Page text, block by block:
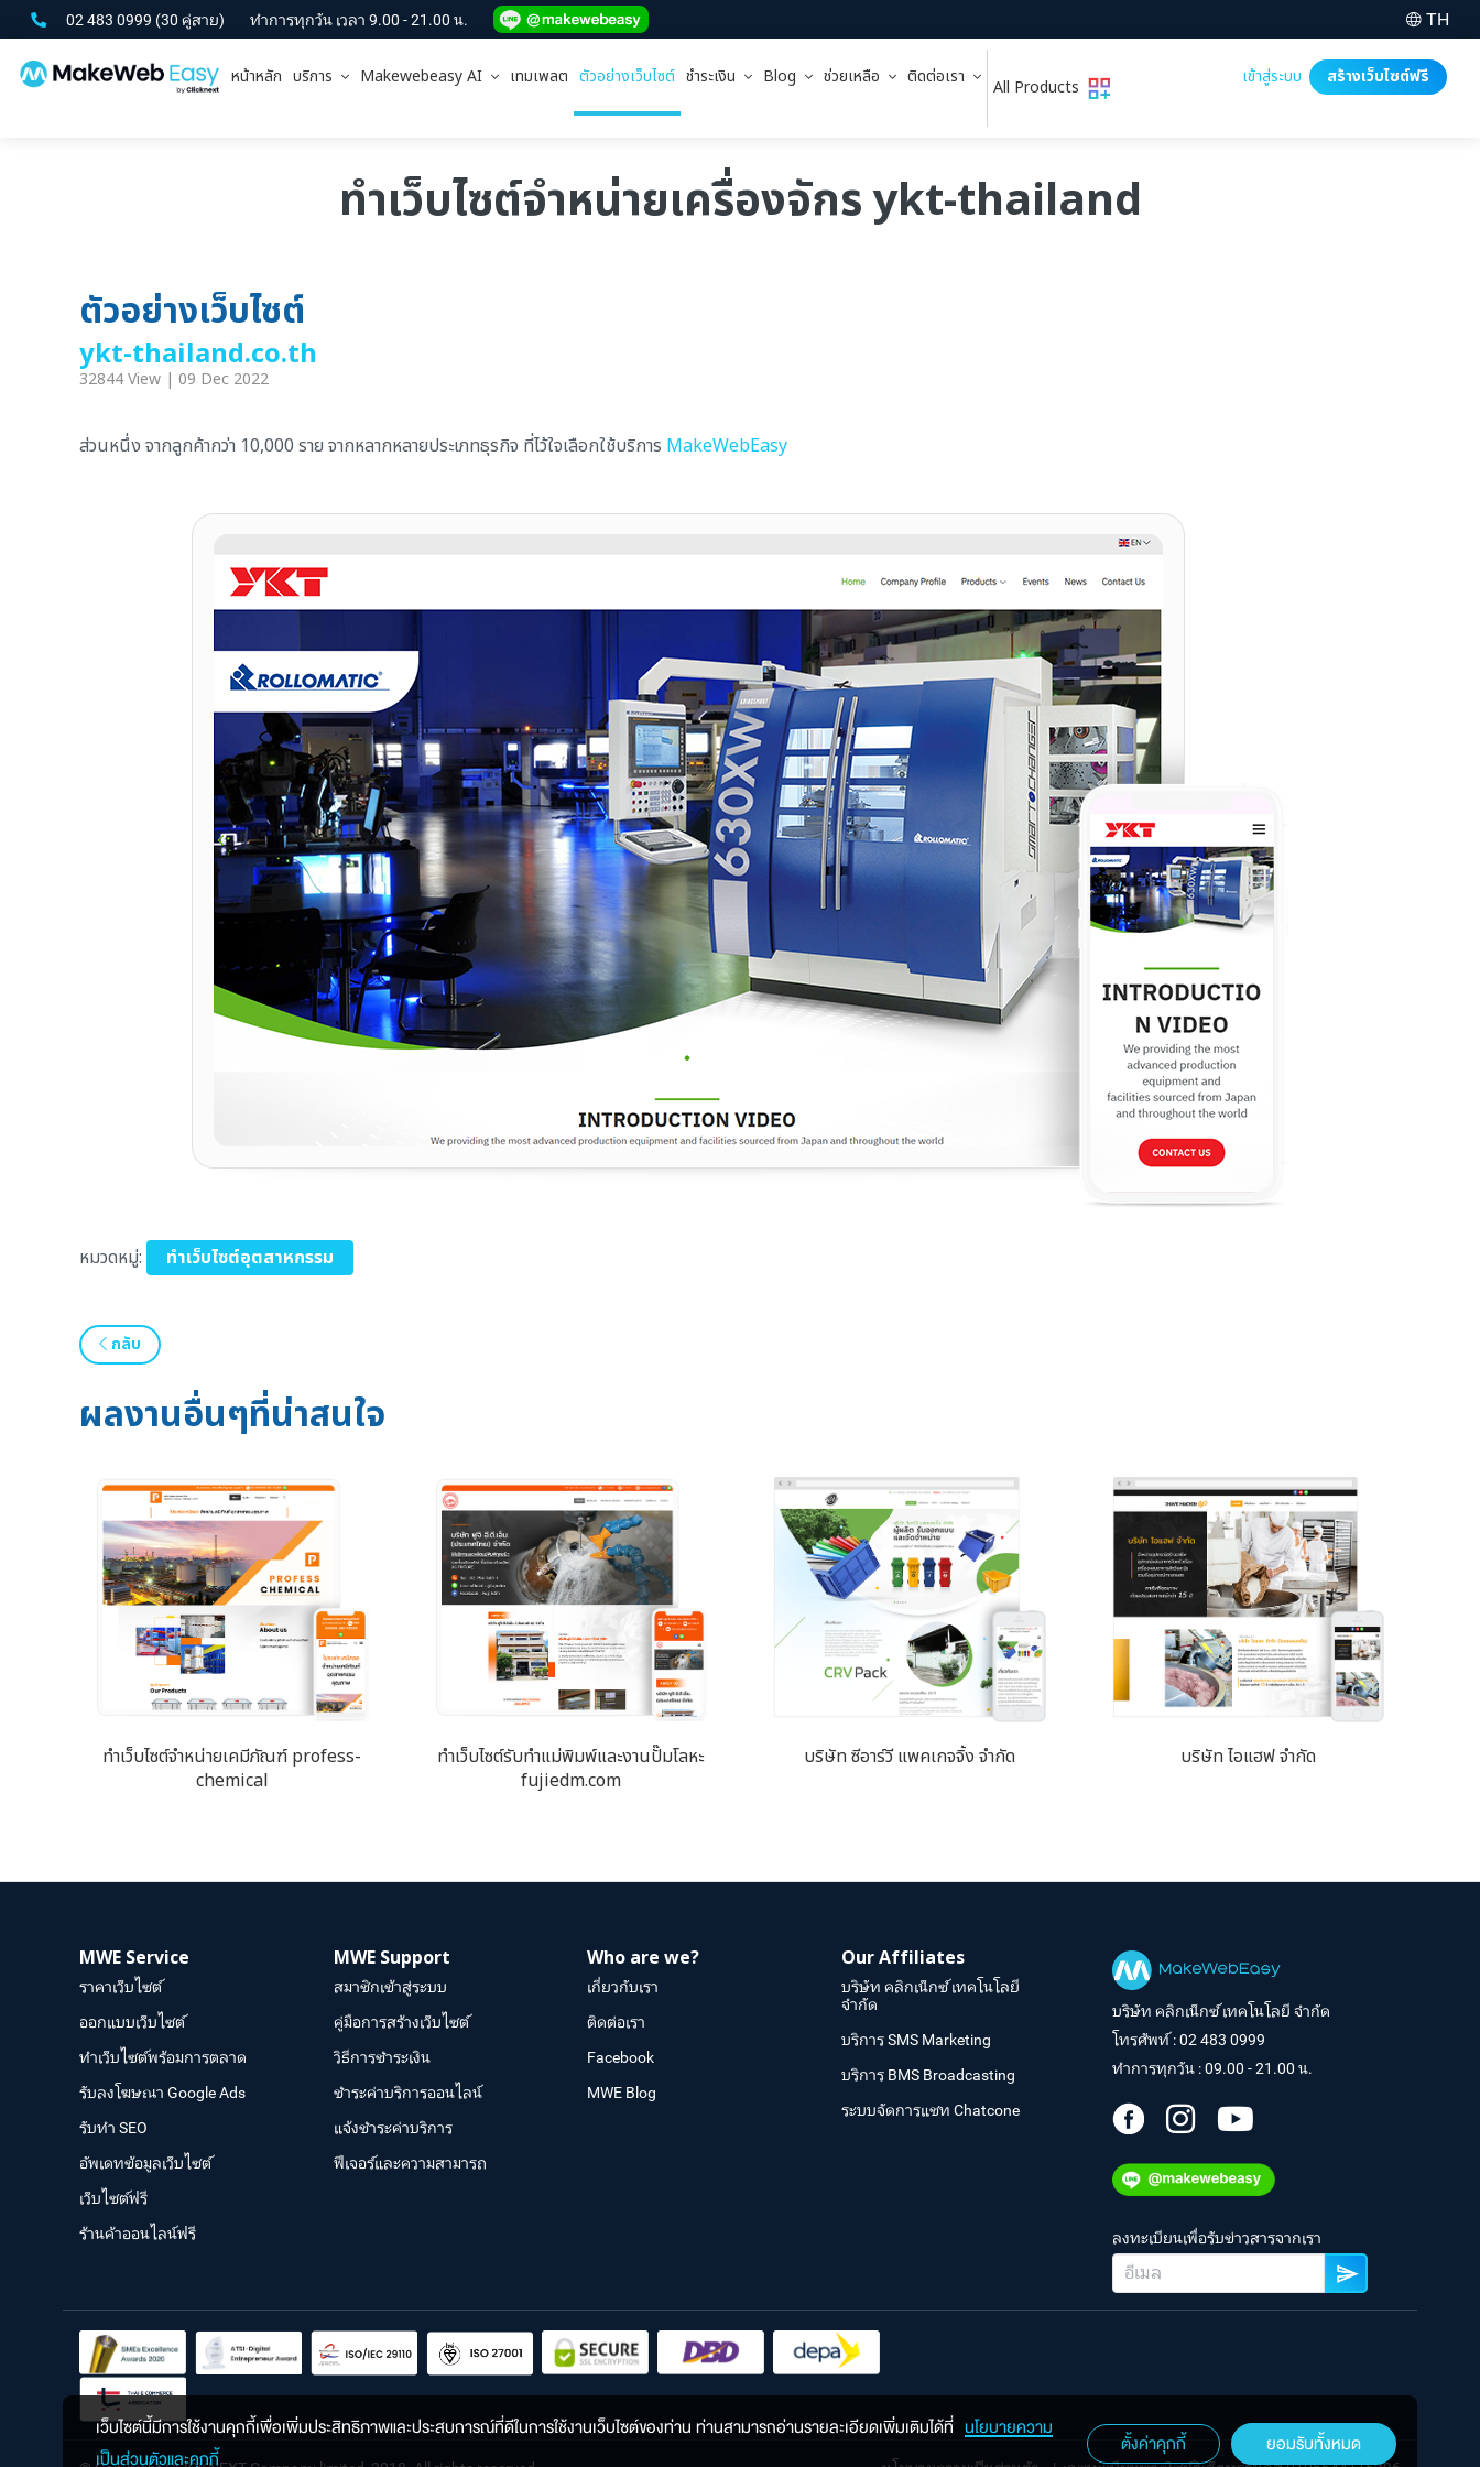
02 483 0999 (30 คู่สาย) ทำการทุกวัน เวลา 9.00 - 21.00 น. TH
หน้าหลัก บริการ Makewebeasy AI เทมเพลต ตัวอย่างเว็บไซต์ ชำระเงิน Blog ช่วยเหลือ ติดต่อเรา All Products เข้าสู่ระบบ สร้างเว็บไซต์ฟรี
ทำเว็บไซต์จำหน่ายเครื่องจักร ykt-thailand
ตัวอย่างเว็บไซต์
ykt-thailand.co.th
32844 View | 09 Dec 2022
ส่วนหนึ่ง จากลูกค้ากว่า 10,000 ราย จากหลากหลายประเภทธุรกิจ ที่ไว้ใจเลือกใช้บริการ MakeWebEasy
หมวดหมู่: ทำเว็บไซต์อุตสาหกรรม
กลับ
ผลงานอื่นๆที่น่าสนใจ
ทำเว็บไซต์จำหน่ายเคมีภัณฑ์ profess-
chemical
ทำเว็บไซต์​รับทำแม่พิมพ์และงานปั๊มโลหะ
fujiedm.com
บริษัท ซีอาร์วี แพคเกจจิ้ง จำกัด บริษัท ไอแฮฟ จำกัด
MWE Service
ราคาเว็บไซต์
ออกแบบเว็บไซต์
ทำเว็บไซต์พร้อมการตลาด
รับลงโฆษณา Google Ads
รับทำ SEO
อัพเดทข้อมูลเว็บไซต์
เว็บไซต์ฟรี
ร้านค้าออนไลน์ฟรี
MWE Support
สมาชิกเข้าสู่ระบบ
คู่มือการสร้างเว็บไซต์
วิธีการชำระเงิน
ชำระค่าบริการออนไลน์
แจ้งชำระค่าบริการ
ฟีเจอร์และความสามารถ
Who are we?
เกี่ยวกับเรา
ติดต่อเรา
Facebook
MWE Blog
Our Affiliates
บริษัท คลิกเน็กซ์ เทคโนโลยี
จำกัด
บริการ SMS Marketing
บริการ BMS Broadcasting
ระบบจัดการแชท Chatcone
บริษัท คลิกเน็กซ์ เทคโนโลยี จำกัด
โทรศัพท์ :02 483 0999
ทำการทุกวัน : 09.00 - 21.00 น.
ลงทะเบียนเพื่อรับข่าวสารจากเรา
เว็บไซต์นี้มีการใช้งานคุกกี้เพื่อเพิ่มประสิทธิภาพและประสบการณ์ที่ดีในการใช้งานเว็บไซต์ของท่าน ท่านสามารถอ่านรายละเอียดเพิ่มเติมได้ที่ นโยบายความ
เป็นส่วนตัวและคุกกี้
ตั้งค่าคุกกี้ ยอมรับทั้งหมด